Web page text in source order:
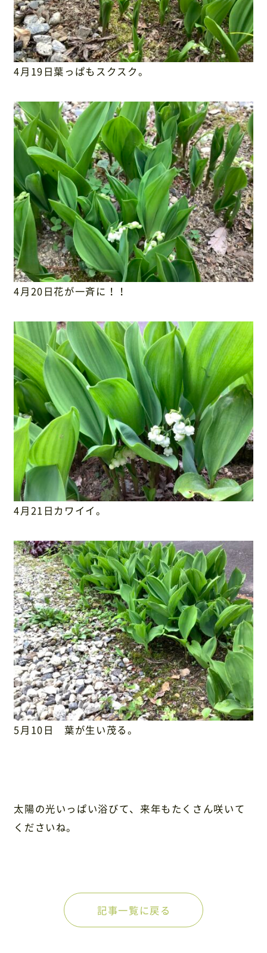
4月19日葉っぱもスクスク。
4月20日花が一斉に！！
4月21日カワイイ。
5月10日 葉が生い茂る。
太陽の光いっぱい浴びて、来年もたくさん咲いて
くださいね。
記事一覧に戻る